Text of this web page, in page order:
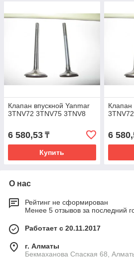
Клапан впускной Yanmar
3TNV72 3TNV75 3TNV8
6 580,53 ₸
Купить
Клапан
6
О нас
Рейтинг не сформирован
Менее 5 отзывов за последний
Работает с 20.11.2017
г. Алматы
Бекмаханова Спаская 68,